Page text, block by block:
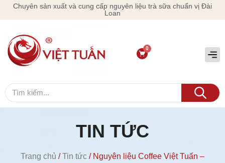
Chuyên sản xuất và cung cấp nguyên liệu trà sữa chuẩn vị Đài
Loan
TIN TỨC
Trang chủ /Tin tức / Nguyên liệu Coffee Việt Tuấn –